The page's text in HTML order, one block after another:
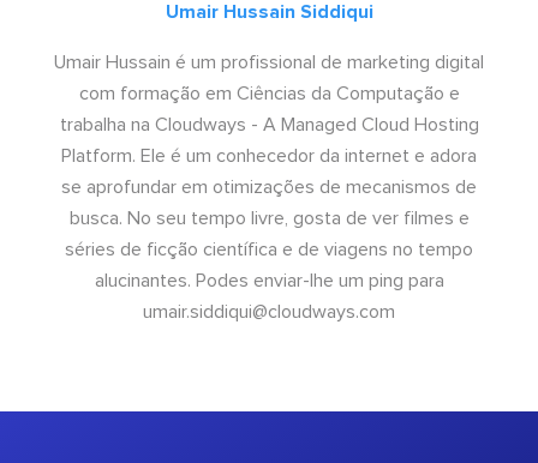
Umair Hussain Siddiqui
Umair Hussain é um profissional de marketing digital
com formação em Ciências da Computação e
trabalha na Cloudways - A Managed Cloud Hosting
Platform. Ele é um conhecedor da internet e adora
se aprofundar em otimizações de mecanismos de
busca. No seu tempo livre, gosta de ver filmes e
séries de ficção científica e de viagens no tempo
alucinantes. Podes enviar-lhe um ping para
umair.siddiqui@cloudways.com